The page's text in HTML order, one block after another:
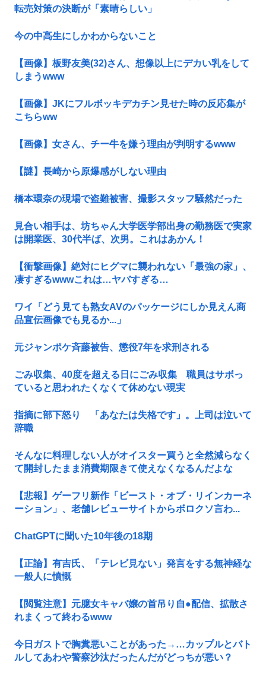
転売対策の決断が「素晴らしい」
今の中高生にしかわからないこと
【画像】板野友美(32)さん、想像以上にデカい乳をして
しまうwww
【画像】JKにフルボッキデカチン見せた時の反応集が
こちらww
【画像】女さん、チー牛を嫌う理由が判明するwww
【謎】長崎から原爆感がしない理由
橋本環奈の現場で盗難被害、撮影スタッフ騒然だった
見合い相手は、坊ちゃん大学医学部出身の勤務医で実家
は開業医、30代半ば、次男。これはあかん！
【衝撃画像】絶対にヒグマに襲われない「最強の家」、
凄すぎるwwwこれは…ヤバすぎる…
ワイ「どう見ても熟女AVのパッケージにしか見えん商
品宣伝画像でも見るか...」
元ジャンポケ斉藤被告、懲役7年を求刑される
ごみ収集、40度を超える日にごみ収集 職員はサボっ
ていると思われたくなくて休めない現実
指摘に部下怒り 「あなたは失格です」。上司は泣いて
辞職
そんなに料理しない人がオイスター買うと全然減らなく
て開封したまま消費期限きて使えなくなるんだよな
【悲報】ゲーフリ新作「ビースト・オブ・リインカーネ
ーション」、老舗レビューサイトからボロクソ言わ...
ChatGPTに聞いた10年後の18期
【正論】有吉氏、「テレビ見ない」発言をする無神経な
一般人に憤慨
【閲覧注意】元臆女キャバ嬢の首吊り自●配信、拡散さ
れまくって終わるwww
今日ガストで胸糞悪いことがあった→…カップルとバト
ルしてあわや警察沙汰だったんだがどっちが悪い？